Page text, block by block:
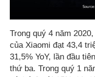
Trong quý 4 năm
của Xiaomi đạt 43,4
31,5% YoY, lần đầu
thứ ba. Trong quý 1